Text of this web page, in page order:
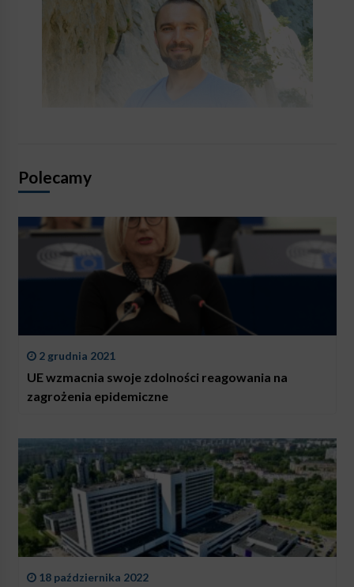
Polecamy
2 grudnia 2021
UE wzmacnia swoje zdolności reagowania na
zagrożenia epidemiczne
18 października 2022